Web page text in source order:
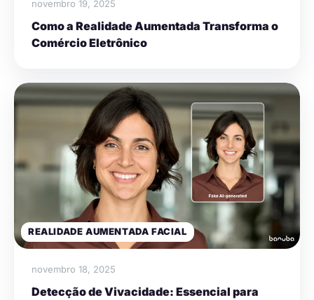
novembro 19, 2025
Como a Realidade Aumentada Transforma o
Comércio Eletrônico
REALIDADE AUMENTADA FACIAL
novembro 18, 2025
Detecção de Vivacidade: Essencial para